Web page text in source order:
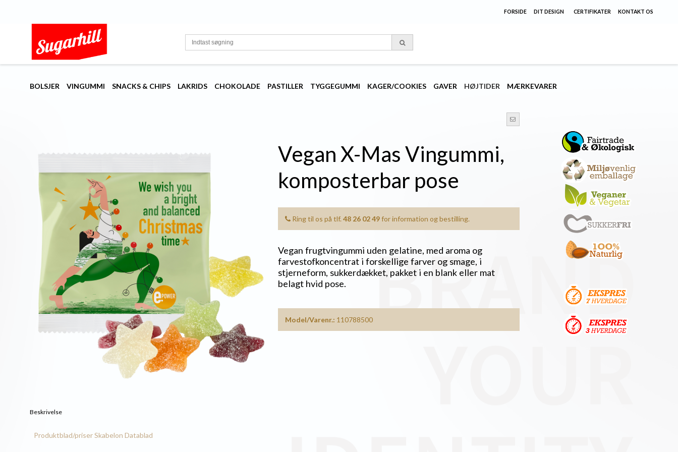
FORSIDE DIT DESIGN CERTIFIKATER KONTAKT OS
BOLSJER VINGUMMI SNACKS & CHIPS LAKRIDS CHOKOLADE PASTILLER TYGGEGUMMI KAGER/COOKIES GAVER HØJTIDER MÆRKEVARER
Vegan X-Mas Vingummi,
komposterbar pose
Ring til os på tlf. 48 26 02 49for information og bestilling.
Vegan frugtvingummi uden gelatine, med aroma og
farvestofkoncentrat i forskellige farver og smage, i
stjerneform, sukkerdækket, pakket i en blank eller mat
belagt hvid pose.
Model/Varenr.: 110788500
Beskrivelse
Produktblad/priserSkabelon Datablad